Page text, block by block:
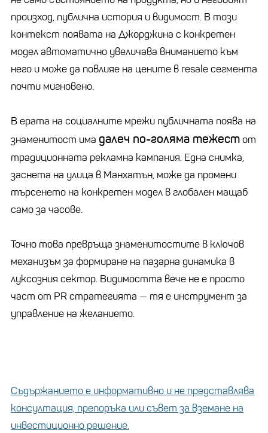
произход, публична история и видимост. В този
контекст появата на Джорджина с конкретен
модел автоматично увеличава вниманието към
него и може да повлияе на цените в resale сегмента
почти мигновено.
В ерата на социалните мрежи публичната поява на
знаменитост има далеч по-голяма тежестот
традиционната рекламна кампания. Една снимка,
заснета на улица в Манхатън, може да промени
търсенето на конкретен модел в глобален мащаб
само за часове.
Точно това превръща знаменитостите в ключов
механизъм за формиране на пазарна динамика в
луксозния сектор. Видимостта вече не е просто
част от PR стратегията — тя е инструмент за
управление на желанието.
Съдържанието е информативно и не представлява
консултация, препоръка или съвет за вземане на
инвестиционно решение.